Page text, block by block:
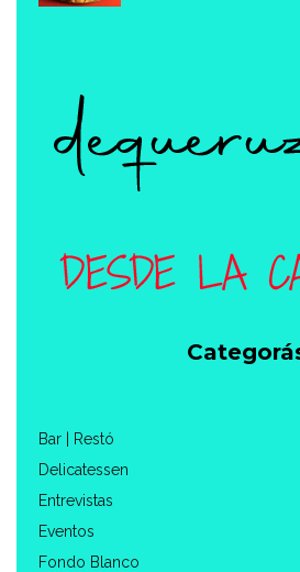
Bar | Restó
Delicatessen
Entrevistas
Eventos
Fondo Blanco